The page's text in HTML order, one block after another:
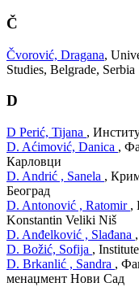
Č
Čvorović, Dragana,
Studies, Belgrade, Serbia
D
D Perić, Tijana ,
D. Aćimović, Danica ,
Карловци
D. Andrić , Sanela ,
Београд
D. Antonović , Ratomir ,
Konstantin Veliki Niš
D. Anđelković , Slađana
D. Božić, Sofija ,
D. Brkanlić , Sandra ,
менаџмент Нови Сад